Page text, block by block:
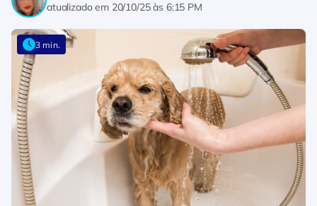
atualizado em 20/10/25 às 6:15 PM
3 min.